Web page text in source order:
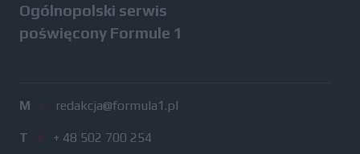
Ogólnopolski serwis
poświęcony Formule 1
M / redakcja@formula1.pl
T / + 48 502 700 254